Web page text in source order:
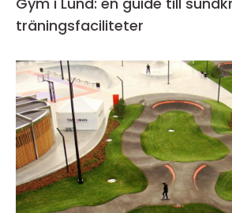
träningsfaciliteter